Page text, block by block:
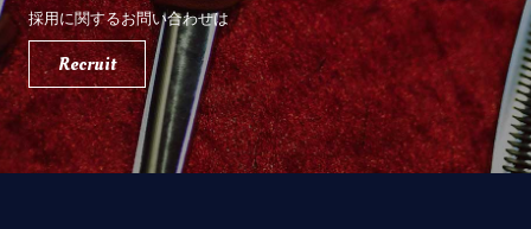
採用に関するお問い合わせは
Recruit